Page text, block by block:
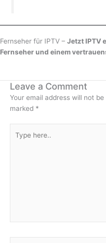
Fernseher für IPTV – Jetzt IPTV
Fernseher und einem
Leave a Comment
Your email address will not be
marked *
here..